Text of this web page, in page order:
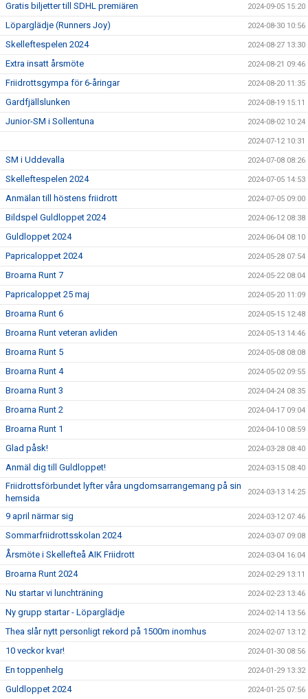
Gratis biljetter till SDHL premiären 2024-09-05 15:20
Löparglädje (Runners Joy) 2024-08-30 10:56
Skelleftespelen 2024 2024-08-27 13:30
Extra insatt årsmöte 2024-08-21 09:46
Friidrottsgympa för 6-åringar 2024-08-20 11:35
Gardfjällslunken 2024-08-19 15:11
Junior-SM i Sollentuna 2024-08-02 10:24
2024-07-12 10:31
SM i Uddevalla 2024-07-08 08:26
Skelleftespelen 2024 2024-07-05 14:53
Anmälan till höstens friidrott 2024-07-05 09:00
Bildspel Guldloppet 2024 2024-06-12 08:38
Guldloppet 2024 2024-06-04 08:10
Papricaloppet 2024 2024-05-28 07:54
Broarna Runt 7 2024-05-22 08:04
Papricaloppet 25 maj 2024-05-20 11:09
Broarna Runt 6 2024-05-15 12:48
Broarna Runt veteran avliden 2024-05-13 14:46
Broarna Runt 5 2024-05-08 08:08
Broarna Runt 4 2024-05-02 09:55
Broarna Runt 3 2024-04-24 08:35
Broarna Runt 2 2024-04-17 09:04
Broarna Runt 1 2024-04-10 08:59
Glad påsk! 2024-03-28 08:40
Anmäl dig till Guldloppet! 2024-03-15 08:40
Friidrottsförbundet lyfter våra ungdomsarrangemang på sin
hemsida
2024-03-13 14:25
9 april närmar sig 2024-03-12 07:46
Sommarfriidrottsskolan 2024 2024-03-07 09:08
Årsmöte i Skellefteå AIK Friidrott 2024-03-04 16:04
Broarna Runt 2024 2024-02-29 13:11
Nu startar vi lunchträning 2024-02-23 13:46
Ny grupp startar - Löparglädje 2024-02-14 13:56
Thea slår nytt personligt rekord på 1500m inomhus 2024-02-07 13:12
10 veckor kvar! 2024-01-30 08:56
En toppenhelg 2024-01-29 13:32
Guldloppet 2024 2024-01-25 07:56